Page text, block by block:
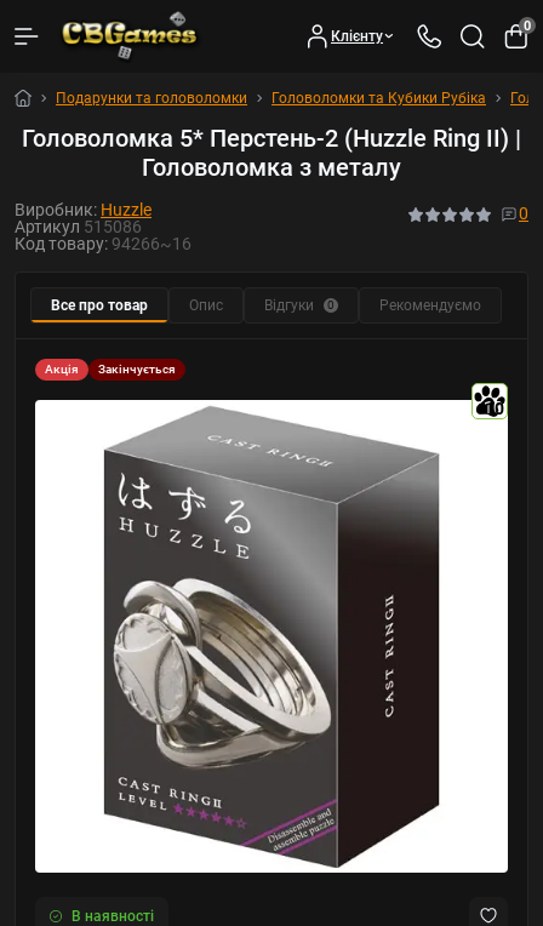
Клієнту
0
Подарунки та головоломки Головоломки та Кубики Рубіка
Головоломка 5* Перстень-2 (Huzzle Ring II) |
Головоломка з металу
Виробник: Huzzle
Артикул 515086
Код товару: 94266~16
0
Все про товар Опис Відгуки 0 Рекомендуємо
Акція Закінчується
10
В наявності